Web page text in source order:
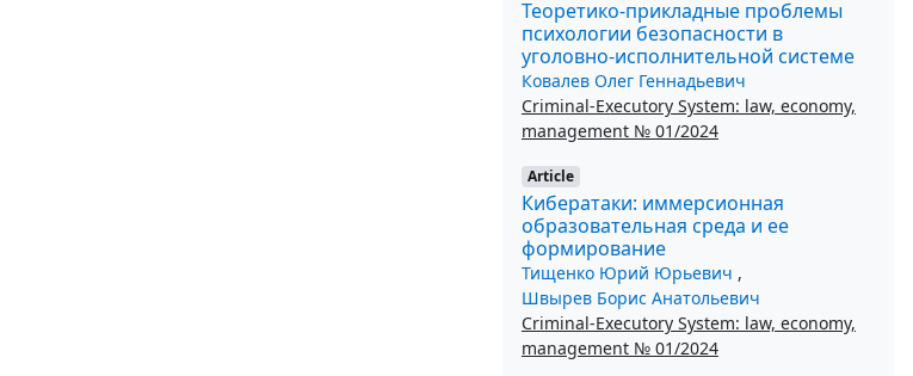
Теоретико-прикладные проблемы
психологии безопасности в
уголовно-исполнительной системе
Ковалев Олег Геннадьевич
Criminal-Executory System: law, economy,
management № 01/2024
Article
Кибератаки: иммерсионная
образовательная среда и ее
формирование
Тищенко Юрий Юрьевич ,
Швырев Борис Анатольевич
Criminal-Executory System: law, economy,
management № 01/2024